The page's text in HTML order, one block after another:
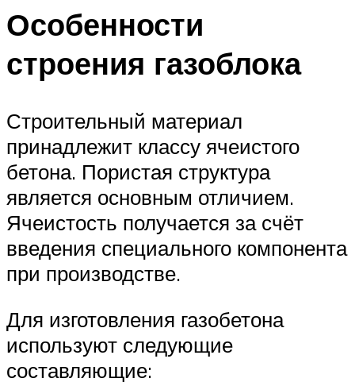
Особенности
строения газоблока
Строительный материал
принадлежит классу ячеистого
бетона. Пористая структура
является основным отличием.
Ячеистость получается за счёт
введения специального компонента
при производстве.
Для изготовления газобетона
используют следующие
составляющие: